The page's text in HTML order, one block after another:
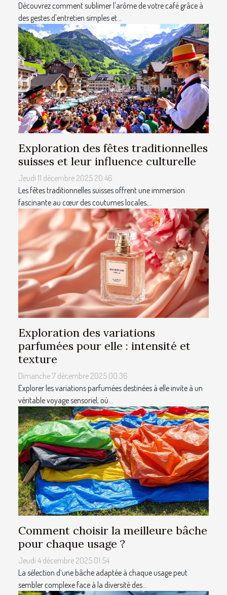
Découvrez comment sublimer l'arôme de votre café grâce à
des gestes d'entretien simples et...
Exploration des fêtes traditionnelles
suisses et leur influence culturelle
Jeudi 11 décembre 2025 20:46
Les fêtes traditionnelles suisses offrent une immersion
fascinante au cœur des coutumes locales,...
Exploration des variations
parfumées pour elle : intensité et
texture
Dimanche 7 décembre 2025 00:36
Explorer les variations parfumées destinées à elle invite à un
véritable voyage sensoriel, où...
Comment choisir la meilleure bâche
pour chaque usage ?
Jeudi 4 décembre 2025 01:54
La sélection d’une bâche adaptée à chaque usage peut
sembler complexe face à la diversité des...